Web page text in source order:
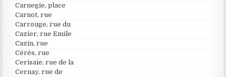
Carnegie, place
Carnot, rue
Carrouge, rue du
Cazier, rue Emile
Cazin, rue
Cérès, rue
Cerisaie, rue de la
Cernay, rue de